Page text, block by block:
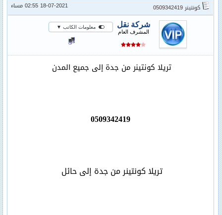
كونتينر 0509342419 18-07-2021 02:55 مساء
شركة نقل
المشرف العام
معلومات الكاتب ▼
تريلا كونتينر من جدة إلى جميع المدن
0509342419
تريلا كونتينر من جدة إلى حائل